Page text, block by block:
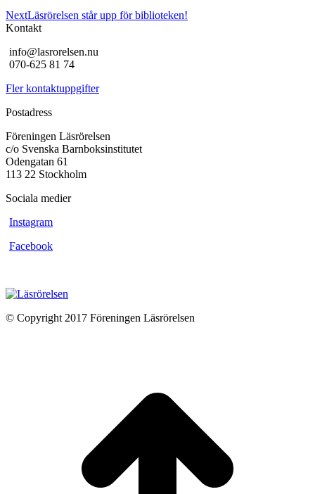
NextNext
post:
Läsrörelsen står upp för biblioteken!
Kontakt
info@lasrorelsen.nu
070-625 81 74
Fler kontaktuppgifter
Postadress
Föreningen Läsrörelsen
c/o Svenska Barnboksinstitutet
Odengatan 61
113 22 Stockholm
Sociala medier
Instagram
Facebook
© Copyright 2017 Föreningen Läsrörelsen